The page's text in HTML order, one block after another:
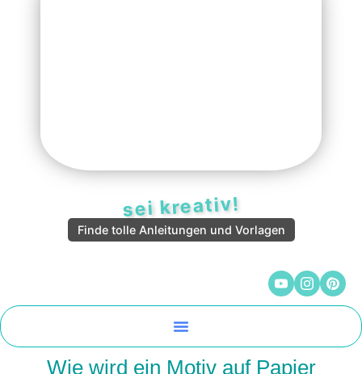
sei kreativ!
Finde tolle Anleitungen und Vorlagen
Wie wird ein Motiv auf Papier